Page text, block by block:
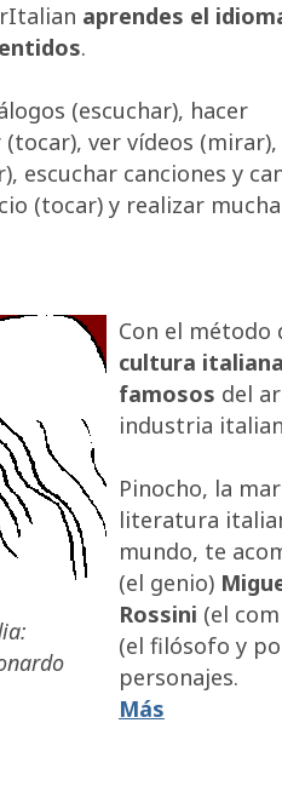
aprendes el
.
(escuchar), hacer
ver vídeos (mirar),
escuchar canciones y
(tocar) y realizar
Con el
cultura
famosos del
industria
Pinocho, la
literatura
mundo, te
(el genio)
Rossini (el
(el filósofo y
personajes.
Más